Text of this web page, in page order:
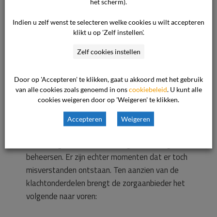
Standpunt van de zorgaanbieder
Voor het standpunt van de zorgaanbieder
zorgaanbieder van 15 mei 2018. In de kern
komt dit standpunt op het volgende neer.
De cliënt heeft een autismespectrum stoornis.
Dat vraagt een specifieke stijl van begeleiden
beheersen. Er zijn echter momenten dat er toch
misverstanden ontstaan. Ten aanzien van de
klachtonderdelen brengt de zorgaanbieder het
volgende naar voren:
Indien u zelf wenst te selecteren welke cookies u wilt accepteren
klikt u op 'Zelf instellen'.
Zelf cookies instellen
Door op 'Accepteren' te klikken, gaat u akkoord met het gebruik
van alle cookies zoals genoemd in onscookiebeleid. U kunt alle
cookies weigeren door op 'Weigeren' te klikken.
Accepteren Weigeren